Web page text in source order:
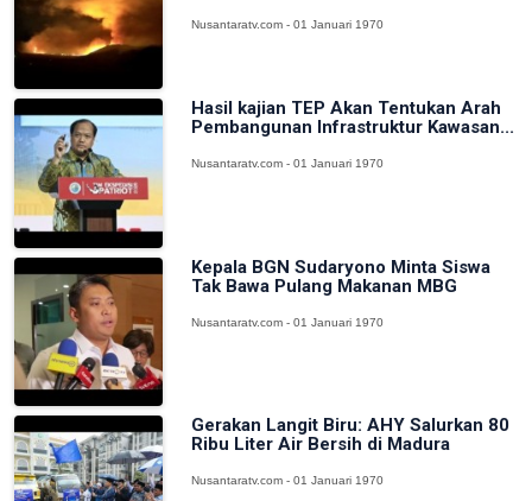
Nusantaratv.com - 01 Januari 1970
Hasil kajian TEP Akan Tentukan Arah
Pembangunan Infrastruktur Kawasan...
Nusantaratv.com - 01 Januari 1970
Kepala BGN Sudaryono Minta Siswa
Tak Bawa Pulang Makanan MBG
Nusantaratv.com - 01 Januari 1970
Gerakan Langit Biru: AHY Salurkan 80
Ribu Liter Air Bersih di Madura
Nusantaratv.com - 01 Januari 1970